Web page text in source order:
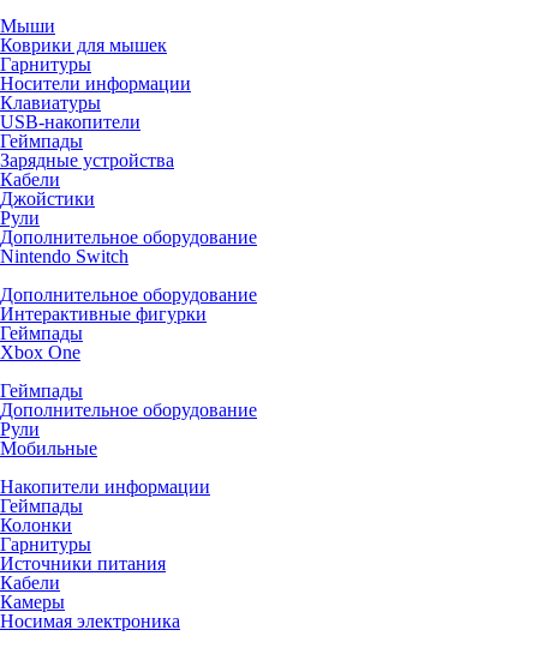
Мыши
Коврики для мышек
Гарнитуры
Носители информации
Клавиатуры
USB-накопители
Геймпады
Зарядные устройства
Кабели
Джойстики
Рули
Дополнительное оборудование
Nintendo Switch
Дополнительное оборудование
Интерактивные фигурки
Геймпады
Xbox One
Геймпады
Дополнительное оборудование
Рули
Мобильные
Накопители информации
Геймпады
Колонки
Гарнитуры
Источники питания
Кабели
Камеры
Носимая электроника